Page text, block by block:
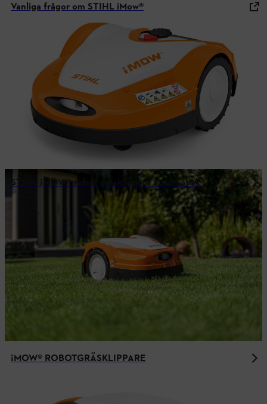
Vanliga frågor om STIHL iMow®
STIHL ¡MOW® robot gräsklippare automatisk
¡MOW® ROBOTGRÄSKLIPPARE